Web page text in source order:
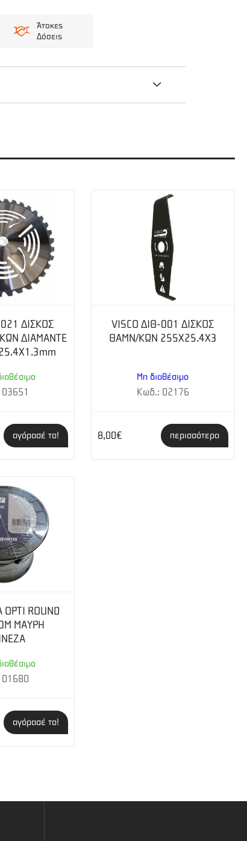
Άτοκες
Δόσεις
χτυπώντας την στο έδαφος ενώ
Ιδανική για χρήση σε γρασίδι, χοντρά
βίδας : Μ10 Κατάλληλο μέγεθος
για να επισκευαστεί.
021 ΔΙΣΚΟΣ
ΔΙΑΜΑΝΤΕ
αγόρασέ το!
VISCO ΔΙΘ-001 ΔΙΣΚΟΣ
ΘΑΜΝ/ΚΩΝ 255X25.4X3
Μη διαθέσιμο
Κωδ.: 02176
8,00€ περισσότερα
OPTI ROUND
ΜΑΥΡΗ
αγόρασέ το!